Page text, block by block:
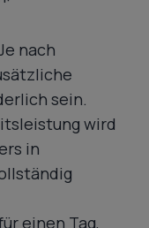
nach
sein.
wird
in
einen Tag,